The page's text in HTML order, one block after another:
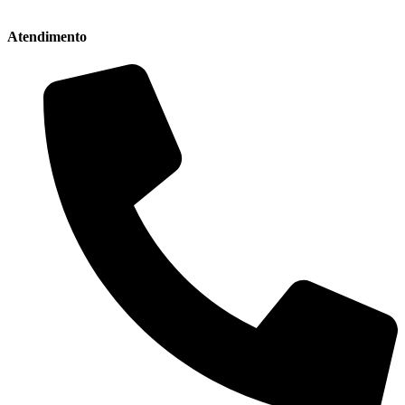
Atendimento